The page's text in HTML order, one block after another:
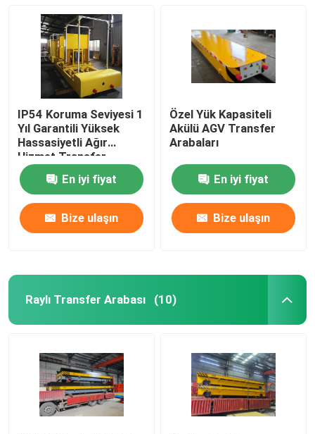
IP54 Koruma Seviyesi 1
Yıl Garantili Yüksek
Hassasiyetli Ağır
Hizmet Transfer
Arabası Agv
En iyi fiyat
Bize ulaşın
Özel Yük Kapasiteli
Akülü AGV Transfer
Arabaları
En iyi fiyat
Bize ulaşın
Raylı Transfer Arabası (10)